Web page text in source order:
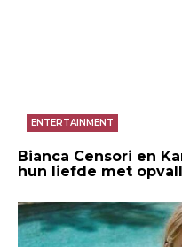
ENTERTAINMENT
Bianca Censori en
hun liefde met